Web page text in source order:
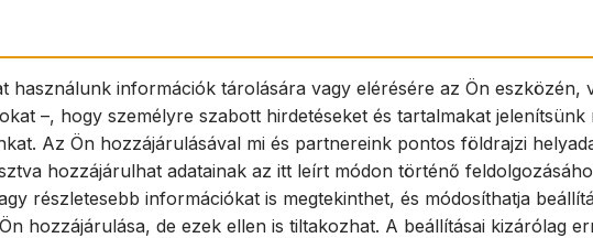
használunk információk tárolására vagy elérésére az Ön
–, hogy személyre szabott hirdetéseket és tartalmakat
Az Ön hozzájárulásával mi és partnereink pontos földrajzi
hozzájárulhat adatainak az itt leírt módon történő
részletesebb információkat is megtekinthet, és módosíthatja
hozzájárulása, de ezek ellen is tiltakozhat. A beállításai kizárólag